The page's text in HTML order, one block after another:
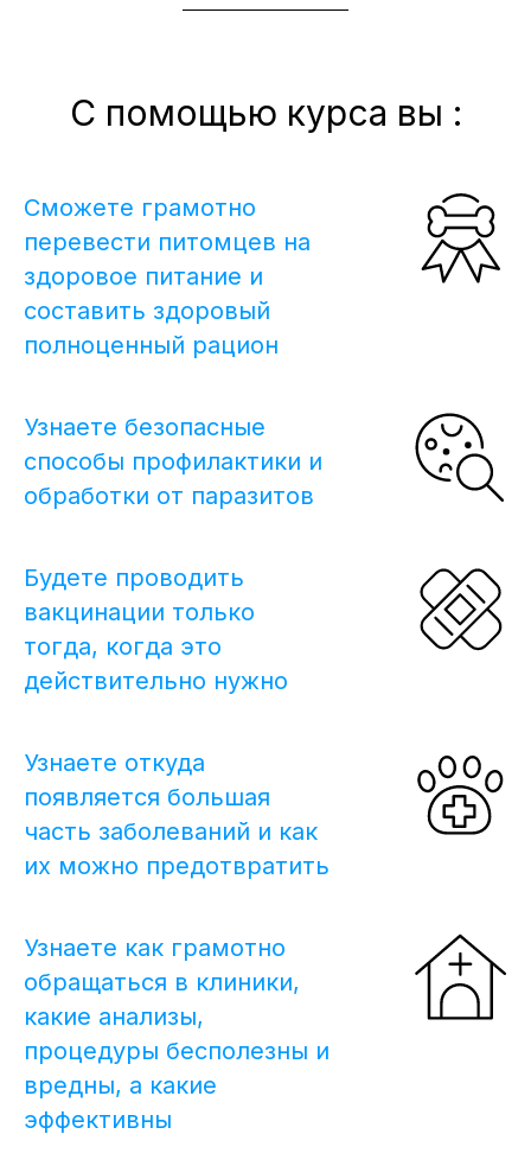
С помощью курса вы :
Сможете грамотно
перевести питомцев на
здоровое питание и
составить здоровый
полноценный рацион
Узнаете безопасные
способы профилактики и
обработки от паразитов
Будете проводить
вакцинации только
тогда, когда это
действительно нужно
Узнаете откуда
появляется большая
часть заболеваний и как
их можно предотвратить
Узнаете как грамотно
обращаться в клиники,
какие анализы,
процедуры бесполезны и
вредны, а какие
эффективны